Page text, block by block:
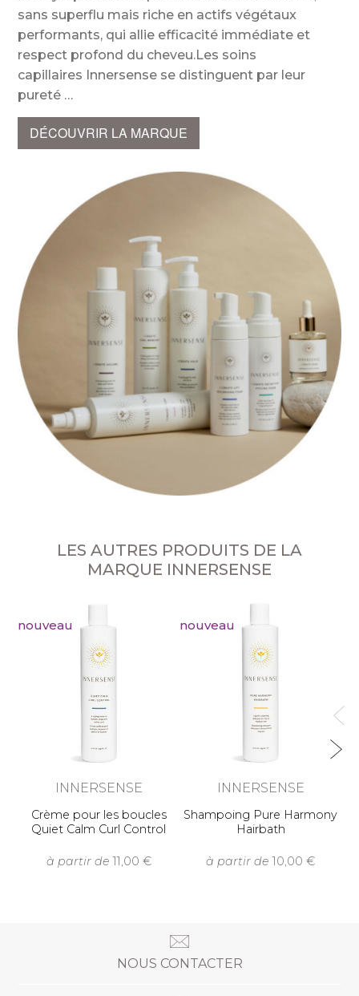
sans superflu mais riche en actifs végétaux
performants, qui allie efficacité immédiate et
respect profond du cheveu.Les soins
capillaires Innersense se distinguent par leur
pureté
DÉCOUVRIR LA MARQUE
LES AUTRES PRODUITS DE LA
MARQUE INNERSENSE
nouveau
INNERSENSE
Crème pour les boucles
Quiet Calm Curl Control
à partir de 11,00
nouveau
INNERSENSE
Shampoing Pure Harmony
Hairbath
à partir de 10,00
NOUS CONTACTER